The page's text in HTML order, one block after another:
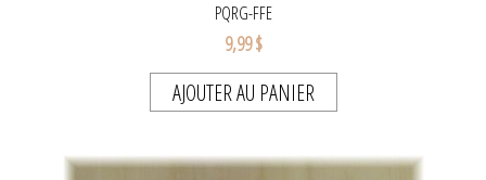
PQRG-FFE
9,99 $
AJOUTER AU PANIER